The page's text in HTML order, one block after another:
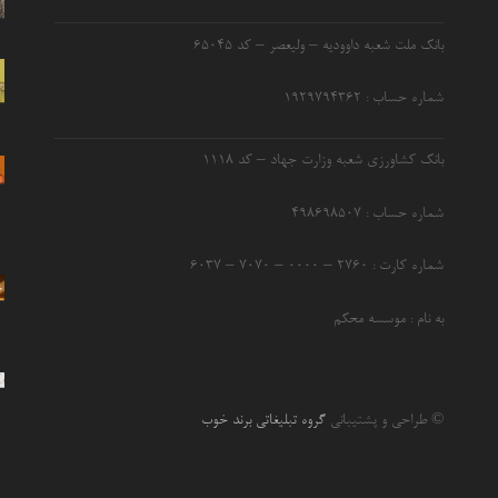
بانک ملت شعبه داوودیه – ولیعصر – کد ۶۵۰۴۵
شماره حساب : ۱۹۲۹۷۹۴۳۶۲
بانک کشاورزی شعبه وزارت جهاد – کد 1118
شماره حساب : ۴۹۸۶۹۸۵۰۷
شماره کارت : ۲۷۶۰ – ۰۰۰۰ – ۷۰۷۰ – ۶۰۳۷
به نام : موسسه محکم
© طراحی و پشتیبانی گروه تبلیغاتی برند خوب